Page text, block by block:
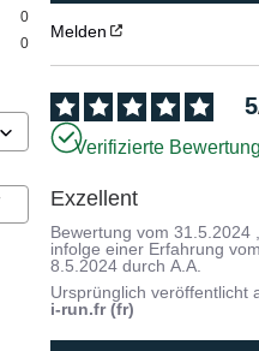
0
0
Melden
5
Verifizierte
Exzellent
Bewertung vom31.5.2024
infolge einer Erfahrung
8.5.2024 durchA.A.
Ursprünglich veröffentlicht
i-run.fr (fr)